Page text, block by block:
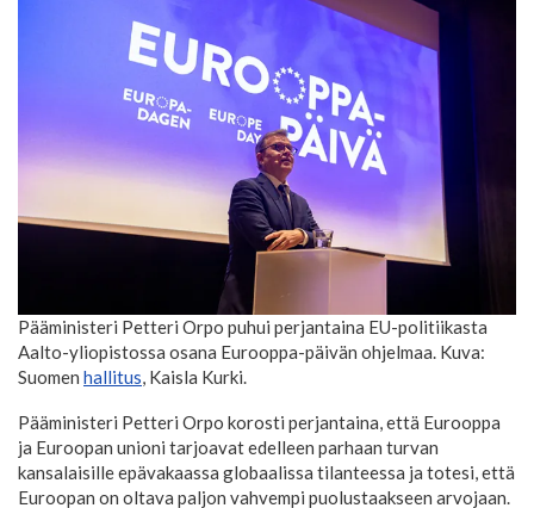
Pääministeri Petteri Orpo puhui perjantaina EU-politiikasta
Aalto-yliopistossa osana Eurooppa-päivän ohjelmaa. Kuva:
Suomen hallitus, Kaisla Kurki.
Pääministeri Petteri Orpo korosti perjantaina, että Eurooppa
ja Euroopan unioni tarjoavat edelleen parhaan turvan
kansalaisille epävakaassa globaalissa tilanteessa ja totesi, että
Euroopan on oltava paljon vahvempi puolustaakseen arvojaan.